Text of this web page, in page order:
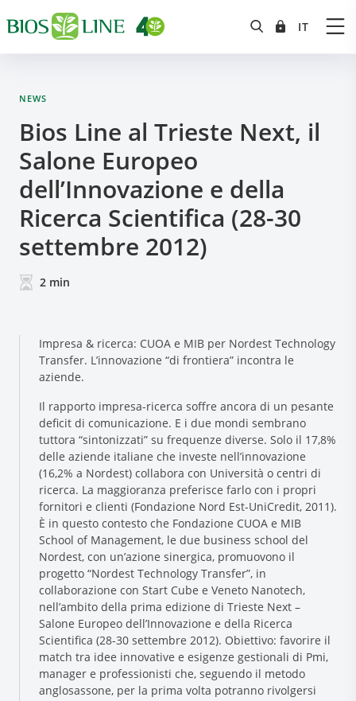
Research and Quality
Social & Environment
News
Gallery
NEWS
Bios Line al Trieste Next, il
Salone Europeo
dell’Innovazione e della
Ricerca Scientifica (28-30
settembre 2012)
2 min
Impresa & ricerca: CUOA e MIB per Nordest Technology
Transfer. L’innovazione “di frontiera” incontra le
aziende.
Il rapporto impresa-ricerca soffre ancora di un pesante
deficit di comunicazione. E i due mondi sembrano
tuttora “sintonizzati” su frequenze diverse. Solo il 17,8%
delle aziende italiane che investe nell’innovazione
(16,2% a Nordest) collabora con Università o centri di
ricerca. La maggioranza preferisce farlo con i propri
fornitori e clienti (Fondazione Nord Est-UniCredit, 2011).
È in questo contesto che Fondazione CUOA e MIB
School of Management, le due business school del
Nordest, con un’azione sinergica, promuovono il
progetto “Nordest Technology Transfer”, in
collaborazione con Start Cube e Veneto Nanotech,
nell’ambito della prima edizione di Trieste Next –
Salone Europeo dell’Innovazione e della Ricerca
Scientifica (28-30 settembre 2012). Obiettivo: favorire il
match tra idee innovative e esigenze gestionali di Pmi,
manager e professionisti che, seguendo il metodo
anglosassone, per la prima volta potranno rivolgersi